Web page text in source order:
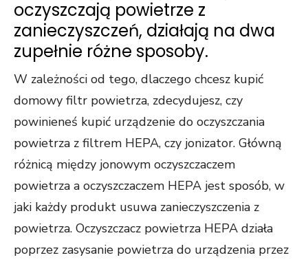
oczyszczają powietrze z
zanieczyszczeń, działają na dwa
zupełnie różne sposoby.
W zależności od tego, dlaczego chcesz kupić
domowy filtr powietrza, zdecydujesz, czy
powinieneś kupić urządzenie do oczyszczania
powietrza z filtrem HEPA, czy jonizator. Główną
różnicą między jonowym oczyszczaczem
powietrza a oczyszczaczem HEPA jest sposób, w
jaki każdy produkt usuwa zanieczyszczenia z
powietrza. Oczyszczacz powietrza HEPA działa
poprzez zasysanie powietrza do urządzenia przez